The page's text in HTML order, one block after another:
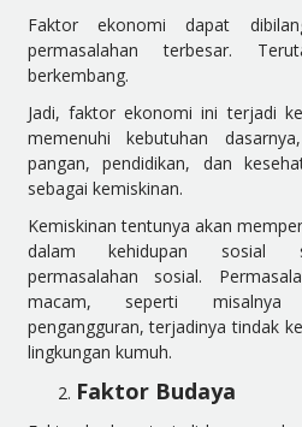
Faktor ekonomi dapat
permasalahan terbesar.
berkembang.
Jadi, faktor ekonomi ini terjadi
memenuhi kebutuhan
pangan, pendidikan, dan
sebagai kemiskinan.
Kemiskinan tentunya akan
dalam kehidupan sosial
permasalahan sosial.
macam, seperti misalnya
pengangguran, terjadinya tindak
lingkungan kumuh.
Faktor Budaya